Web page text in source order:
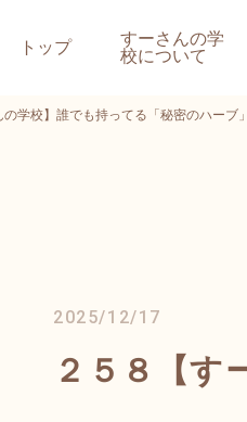
トップ
すーさんの学
校について
学校】誰でも持ってる「秘密のハーブ」
2025/12/17
２５８【す